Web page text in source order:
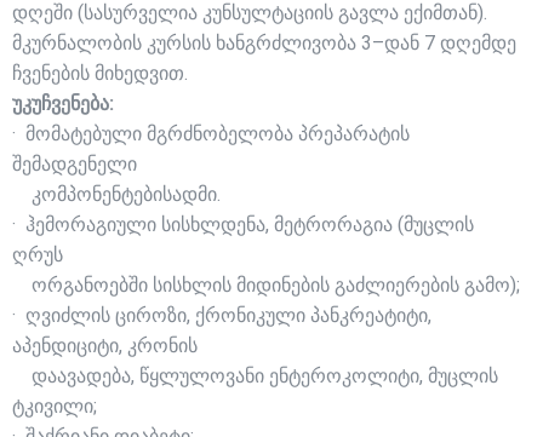
დღეში (სასურველია კუნსულტაციის გავლა ექიმთან).
მკურნალობის კურსის ხანგრძლივობა 3–დან 7 დღემდე
ჩვენების მიხედვით.
უკუჩვენება:
· მომატებული მგრძნობელობა პრეპარატის
შემადგენელი
კომპონენტებისადმი.
· ჰემორაგიული სისხლდენა, მეტრორაგია (მუცლის
ღრუს
ორგანოებში სისხლის მიდინების გაძლიერების გამო);
· ღვიძლის ციროზი, ქრონიკული პანკრეატიტი,
აპენდიციტი, კრონის
დაავადება, წყლულოვანი ენტეროკოლიტი, მუცლის
ტკივილი;